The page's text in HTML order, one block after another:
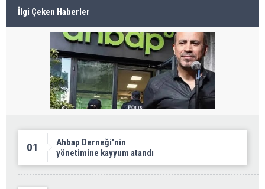
İlgi Çeken Haberler
01
Ahbap Derneği'nin
yönetimine kayyum atandı